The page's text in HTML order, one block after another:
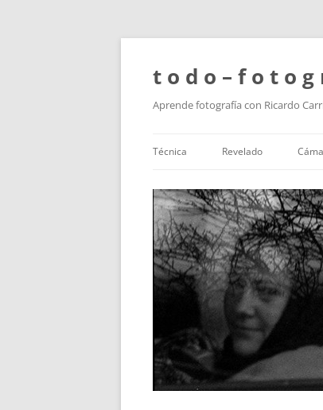
t o d o – f o t o g
Aprende fotografía con Ricardo
Técnica Revelado